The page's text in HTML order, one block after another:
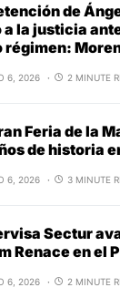
de
a la justicia
régimen:
6, 2026 2 MINUTE
Feria de la
de historia
6, 2026 3 MINUTE
Sectur
Renace en el
6, 2026 2 MINUTE